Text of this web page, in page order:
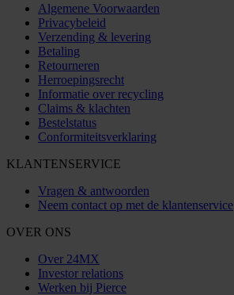
Algemene Voorwaarden
Privacybeleid
Verzending & levering
Betaling
Retourneren
Herroepingsrecht
Informatie over recycling
Claims & klachten
Bestelstatus
Conformiteitsverklaring
KLANTENSERVICE
Vragen & antwoorden
Neem contact op met de klantenservice
OVER ONS
Over 24MX
Investor relations
Werken bij Pierce